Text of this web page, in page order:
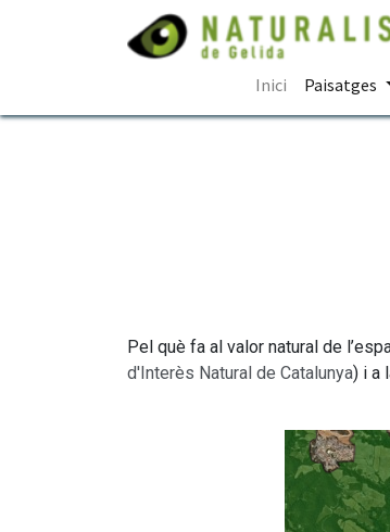
Inici Paisatges
Pel què fa al valor natural de
d'Interès Natural de Catalunya) i a